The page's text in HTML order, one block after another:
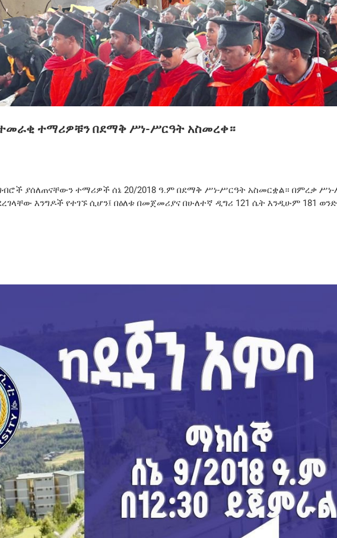
ተመራቂ ተማሪዎቹን በደማቅ ሥነ-ሥርዓት አስመረቀ።
ያሰለጠናቸውን ተማሪዎች ሰኔ 20/2018 ዓ.ም በደማቅ ሥነ-ሥርዓት አስመርቋል። በምረቃ
እንግዶች የተገኙ ሲሆን፤ በዕለቱ በመጀመሪያና በሁለተኛ ዲግሪ 121 ሴት እንዲሁም 181